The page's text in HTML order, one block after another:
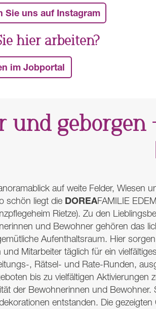
Sie uns auf Instagram
hier arbeiten?
im Jobportal
und geborgen
auf weite Felder, Wiesen
schön liegt die DOREAFAMILIE
Rietze). Zu den
und Bewohner gehören das
Aufenthaltsraum. Hier
und Mitarbeiter täglich für ein
, Rätsel- und Rate-Runden,
bis zu vielfältigen Aktivierungen
der Bewohnerinnen und Bewohner.
entstanden. Die gezeigten